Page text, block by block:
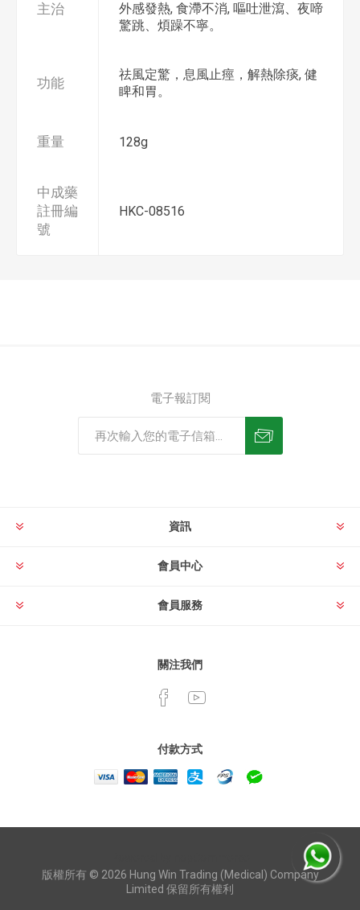
主治
外感發熱, 食滯不消, 嘔吐泄瀉、夜啼
驚跳、煩躁不寧。
功能
祛風定驚，息風止痙，解熱除痰, 健
睥和胃。
重量 128g
中成藥
註冊編
號
HKC-08516
電子報訂閱
資訊
會員中心
會員服務
關注我們
付款方式
版權所有 © 2026 Hung Win Trading (Medical) Company
Limited 保留所有權利